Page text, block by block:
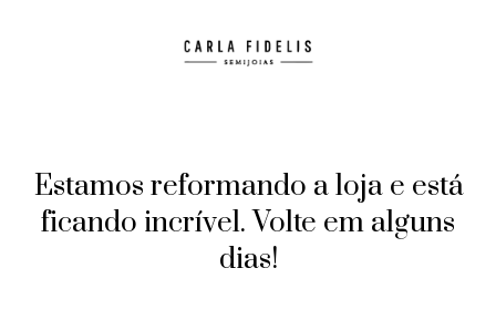
Estamos reformando a loja e está
ficando incrível. Volte em alguns
dias!